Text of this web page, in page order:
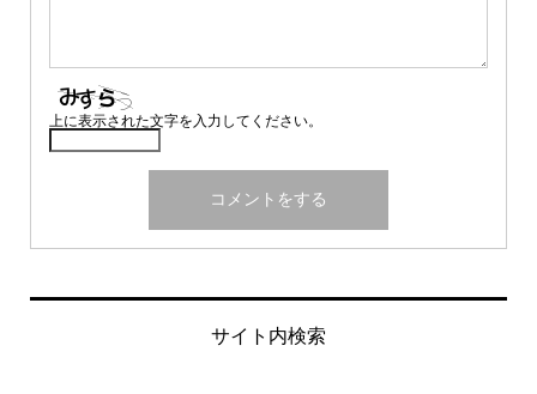
上に表示された文字を入力してください。
サイト内検索